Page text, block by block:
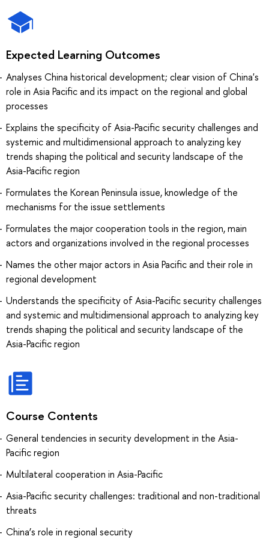
Expected Learning Outcomes
Analyses China historical development; clear vision of China's
role in Asia Pacific and its impact on the regional and global
processes
Explains the specificity of Asia-Pacific security challenges and
systemic and multidimensional approach to analyzing key
trends shaping the political and security landscape of the
Asia-Pacific region
Formulates the Korean Peninsula issue, knowledge of the
mechanisms for the issue settlements
Formulates the major cooperation tools in the region, main
actors and organizations involved in the regional processes
Names the other major actors in Asia Pacific and their role in
regional development
Understands the specificity of Asia-Pacific security challenges
and systemic and multidimensional approach to analyzing key
trends shaping the political and security landscape of the
Asia-Pacific region
Course Contents
General tendencies in security development in the Asia-
Pacific region
Multilateral сooperation in Asia-Pacific
Asia-Pacific security challenges: traditional and non-traditional
threats
China’s role in regional security